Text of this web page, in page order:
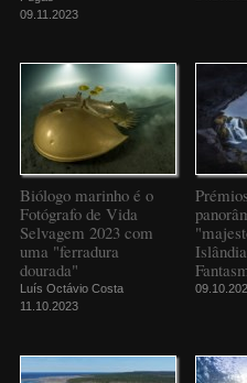
09.11.2023
Biólogo marinho é o
Fotógrafo de Vida
Selvagem 2023 com
uma "ferradura
dourada"
Luís Octávio Costa
11.10.2023